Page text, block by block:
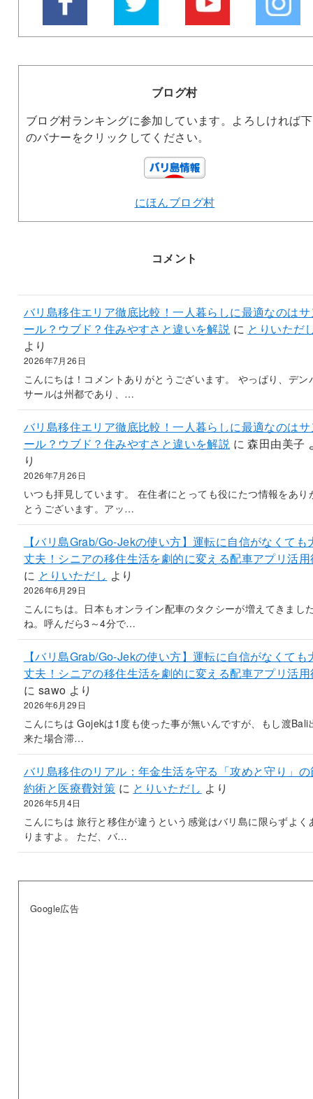
ブログ村
ブログ村ランキングに参加しています。よろしければ下
のバナーをクリックしてください。
にほんブログ村
コメント
バリ島移住エリア徹底比較！一人暮らしに最適なのはサ
ール？ウブド？住みやすさと違いを解説 に とりいただ
より
2026年7月26日
こんにちは！コメントありがとうございます。 やっぱり、デン
サールは州都であり、…
バリ島移住エリア徹底比較！一人暮らしに最適なのはサ
ール？ウブド？住みやすさと違いを解説 に森田由美子
り
2026年7月26日
いつも拝見しています。 在住者にとっても役にたつ情報をあり
とうございます。アッ…
【バリ島Grab/Go-Jekの使い方】運転に自信がなくても
丈夫！シニアの移住生活を劇的に変える配車アプリ活用
に とりいただし より
2026年6月29日
こんにちは。日本もオンライン配車のタクシーが増えてきまし
ね。呼んだら3～4分で…
【バリ島Grab/Go-Jekの使い方】運転に自信がなくても
丈夫！シニアの移住生活を劇的に変える配車アプリ活用
に sawo より
2026年6月29日
こんにちは Gojekは1度も使った事が無いんですが、もし渡Bali
来た場合滞…
バリ島移住のリアル：年金生活を守る「攻めと守り」の
約術と医療費対策 に とりいただし より
2026年5月4日
こんにちは 旅行と移住が違うという感覚はバリ島に限らずよく
りますよ。 ただ、バ…
Google広告